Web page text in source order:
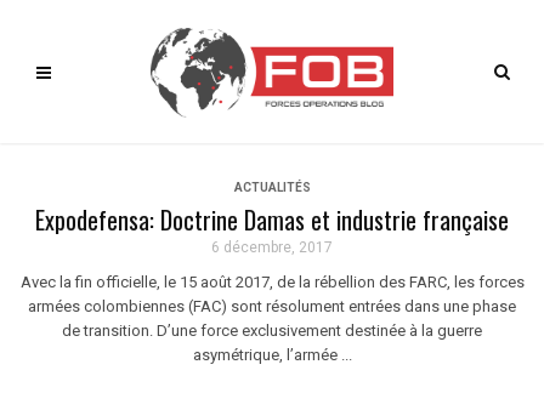
ACTUALITÉS
Expodefensa: Doctrine Damas et industrie française
6 décembre, 2017
Avec la fin officielle, le 15 août 2017, de la rébellion des FARC, les forces
armées colombiennes (FAC) sont résolument entrées dans une phase
de transition. D’une force exclusivement destinée à la guerre
asymétrique, l’armée ...